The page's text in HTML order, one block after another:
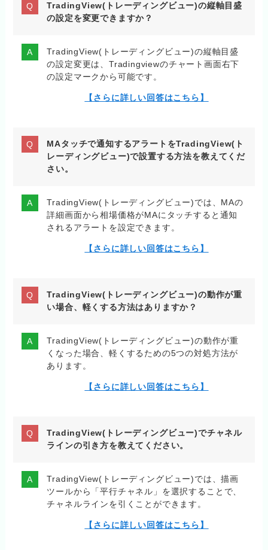
TradingView(トレーディングビュー)の縦軸目盛
の設定を変更できますか？
TradingView(トレーディングビュー)の縦軸目盛
の設定変更は、Tradingviewのチャート画面右下
の設定マークから可能です。
【さらに詳しい回答はこちら】
MAタッチで通知するアラートをTradingView(ト
レーディングビュー)で設置する方法を教えてくだ
さい。
TradingView(トレーディングビュー)では、MAの
詳細画面から相場価格がMAにタッチすると通知
されるアラートを設定できます。
【さらに詳しい回答はこちら】
TradingView(トレーディングビュー)の動作が重
い場合、軽くする方法はありますか？
TradingView(トレーディングビュー)の動作が重
くなった場合、軽くするための5つの対処方法が
あります。
【さらに詳しい回答はこちら】
TradingView(トレーディングビュー)でチャネル
ラインの引き方を教えてください。
TradingView(トレーディングビュー)では、描画
ツールから「平行チャネル」を選択することで、
チャネルラインを引くことができます。
【さらに詳しい回答はこちら】